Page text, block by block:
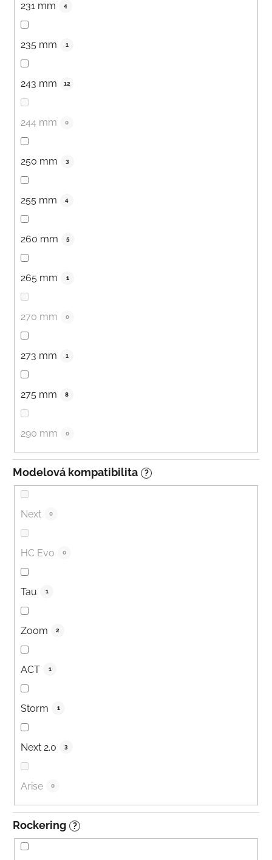
231 mm 4
235 mm 1
243 mm 12
244 mm 0
250 mm 3
255 mm 4
260 mm 5
265 mm 1
270 mm 0
273 mm 1
275 mm 8
290 mm 0
Modelová kompatibilita ?
Next 0
HC Evo 0
Tau 1
Zoom 2
ACT 1
Storm 1
Next 2.0 3
Arise 0
Rockering ?